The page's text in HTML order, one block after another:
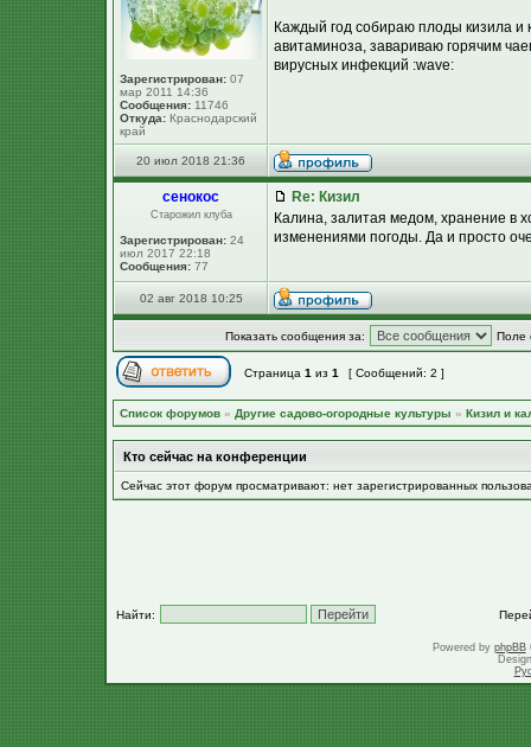
Зарегистрирован: 07
мар 2011 14:36
Сообщения: 11746
Откуда: Краснодарский
край
Каждый год собираю плоды кизила
авитаминоза, завариваю горячим
вирусных инфекций :wave:
20 июл 2018 21:36
сенокос
Старожил клуба
Зарегистрирован: 24
июл 2017 22:18
Сообщения: 77
Re: Кизил
Калина, залитая медом, хранение в
изменениями погоды. Да и просто
02 авг 2018 10:25
Показать сообщения за: Поле
Страница 1 из 1 [ Сообщений: 2 ]
Список форумов » Другие садово-огородные культуры » Кизил и
Кто сейчас на конференции
Сейчас этот форум просматривают: нет зарегистрированных
Найти:
Powered by phpBB